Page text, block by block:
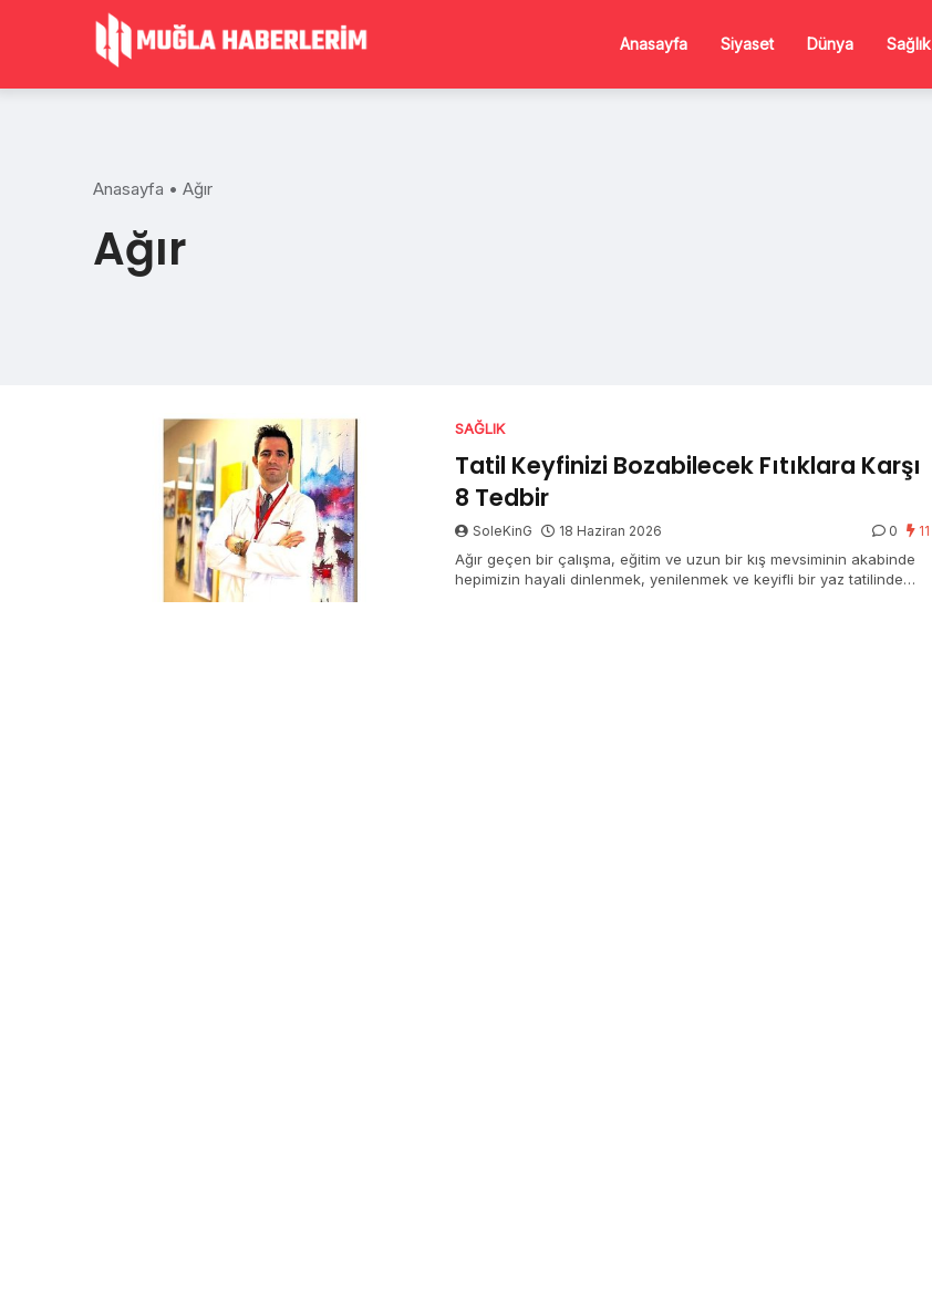
Anasayfa Siyaset Dünya Sağlık
Anasayfa • Ağır
Ağır
SAĞLIK
Tatil Keyfinizi Bozabilecek Fıtıklara Karşı
8 Tedbir
SoleKinG 18 Haziran 2026 0 11
Ağır geçen bir çalışma, eğitim ve uzun bir kış mevsiminin akabinde
hepimizin hayali dinlenmek, yenilenmek ve keyifli bir yaz tatilinde